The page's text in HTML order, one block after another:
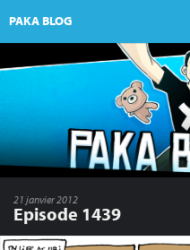
PAKA BLOG
21 janvier 2012
Episode 1439